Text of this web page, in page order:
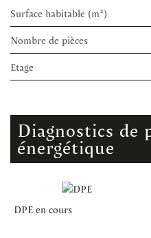
Surface habitable (m²)
Nombre de pièces
Etage
diagnostics de performance
énergétique
DPE en cours